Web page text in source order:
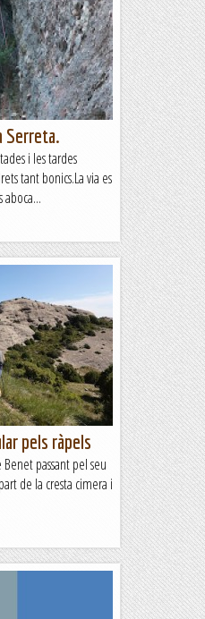
Serreta.
i les tardes
tant bonics.La via es
pels ràpels
passant pel seu
de la cresta cimera i